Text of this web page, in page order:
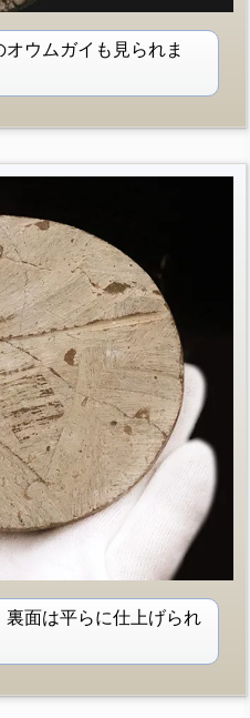
ウムガイも見られま
面は平らに仕上げられ